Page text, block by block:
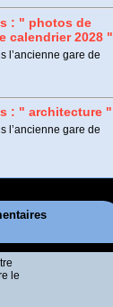
: " photos de
calendrier 2028 "
l’ancienne gare de
: " architecture "
l’ancienne gare de
le